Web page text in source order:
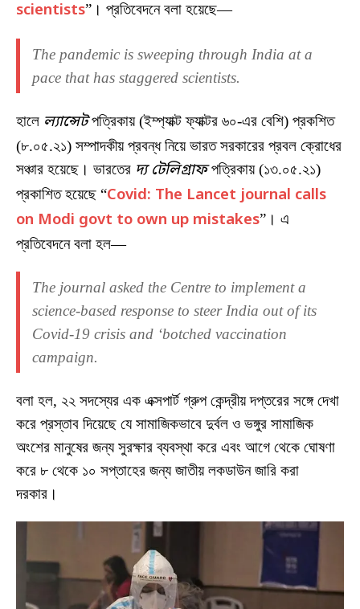
scientists”। প্রতিবেদনে বলা হয়েছে—
The pandemic is sweeping through India at a
pace that has staggered scientists.
হালে ল্যান্সেটপত্রিকায় (ইম্প্যাক্ট ফ্যাক্টর ৬০-এর বেশি) প্রকশিত
(৮.০৫.২১) সম্পাদকীয় প্রবন্ধ নিয়ে ভারত সরকারের প্রবল ক্রোধের
সঞ্চার হয়েছে। ভারতের দ্য টেলিগ্রাফপত্রিকায় (১৩.০৫.২১)
প্রকাশিত হয়েছে “Covid: The Lancet journal calls
on Modi govt to own up mistakes”। এ
প্রতিবেদনে বলা হল—
The journal asked the Centre to implement a
science-based response to steer India out of its
Covid-19 crisis and ‘botched vaccination
campaign.
বলা হল, ২২ সদস্যের এক এক্সপার্ট গ্রুপ কেন্দ্রীয় দপ্তরের সঙ্গে দেখা
করে প্রস্তাব দিয়েছে যে সামাজিকভাবে দুর্বল ও ভঙ্গুর সামাজিক
অংশের মানুষের জন্য সুরক্ষার ব্যবস্থা করে এবং আগে থেকে ঘোষণা
করে ৮ থেকে ১০ সপ্তাহের জন্য জাতীয় লকডাউন জারি করা
দরকার।